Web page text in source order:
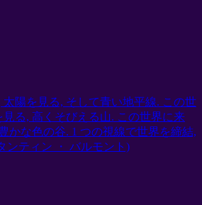
太陽を見る, そして青い地平線. この世
る, 高くそびえる山. この世界に来
かな色の谷. 1 つの視線で世界を締結,
ンティン ・ バルモント)